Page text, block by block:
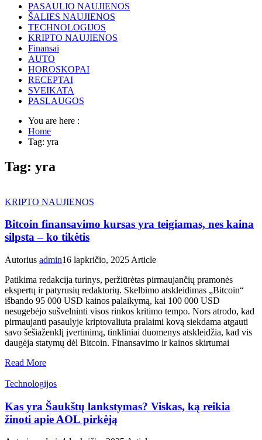
PASAULIO NAUJIENOS
ŠALIES NAUJIENOS
TECHNOLOGIJOS
KRIPTO NAUJIENOS
Finansai
AUTO
HOROSKOPAI
RECEPTAI
SVEIKATA
PASLAUGOS
You are here :
Home
Tag: yra
Tag: yra
KRIPTO NAUJIENOS
Bitcoin finansavimo kursas yra teigiamas, nes kaina
silpsta – ko tikėtis
Autorius admin16 lapkričio, 2025 Article
Patikima redakcija turinys, peržiūrėtas pirmaujančių pramonės
ekspertų ir patyrusių redaktorių. Skelbimo atskleidimas „Bitcoin“
išbando 95 000 USD kainos palaikymą, kai 100 000 USD
nesugebėjo sušvelninti visos rinkos kritimo tempo. Nors atrodo, kad
pirmaujanti pasaulyje kriptovaliuta pralaimi kovą siekdama atgauti
savo šešiaženklį įvertinimą, tinkliniai duomenys atskleidžia, kad vis
daugėja statymų dėl Bitcoin. Finansavimo ir kainos skirtumai
Read More
Technologijos
Kas yra Šaukštų lankstymas? Viskas, ką reikia
žinoti apie AOL pirkėją